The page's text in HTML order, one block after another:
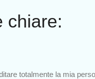
chiare:
totalmente la mia